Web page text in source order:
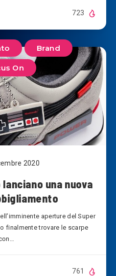
723
Brand
On
2020
lanciano una nuova
aperture del Super
finalmente trovare le scarpe
761